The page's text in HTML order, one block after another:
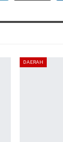
DAERAH